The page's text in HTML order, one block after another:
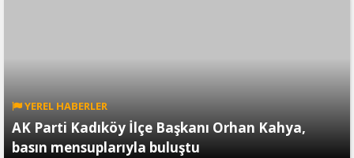
YEREL HABERLER
AK Parti Kadıköy İlçe Başkanı Orhan Kahya,
basın mensuplarıyla buluştu